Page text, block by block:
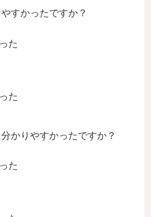
すかったですか？
た
た
かりやすかったですか？
た